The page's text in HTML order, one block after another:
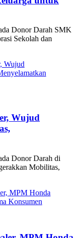
Donor Darah SMK
Sekolah dan
Wujud
Donor Darah di
Mobilitas,